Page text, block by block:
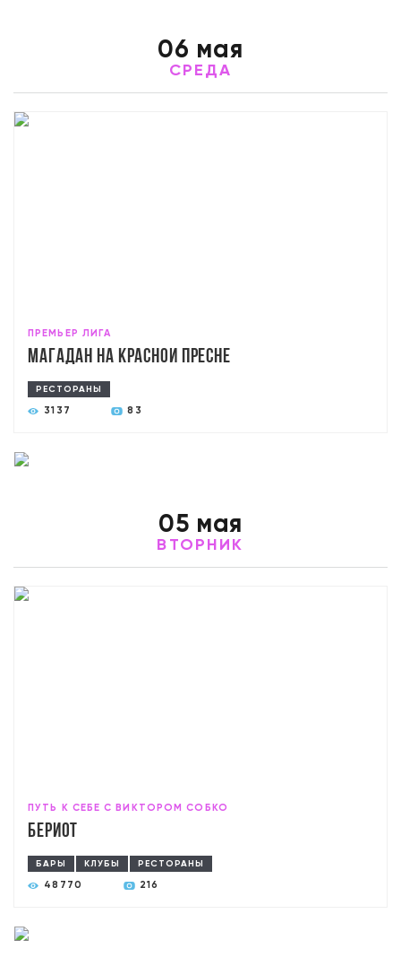
06 мая
СРЕДА
ПРЕМЬЕР ЛИГА
Магадан на Красной Пресне
РЕСТОРАНЫ
3137 83
05 мая
ВТОРНИК
ПУТЬ К СЕБЕ С ВИКТОРОМ СОБКО
Бериот
БАРЫ КЛУБЫ РЕСТОРАНЫ
48770 216